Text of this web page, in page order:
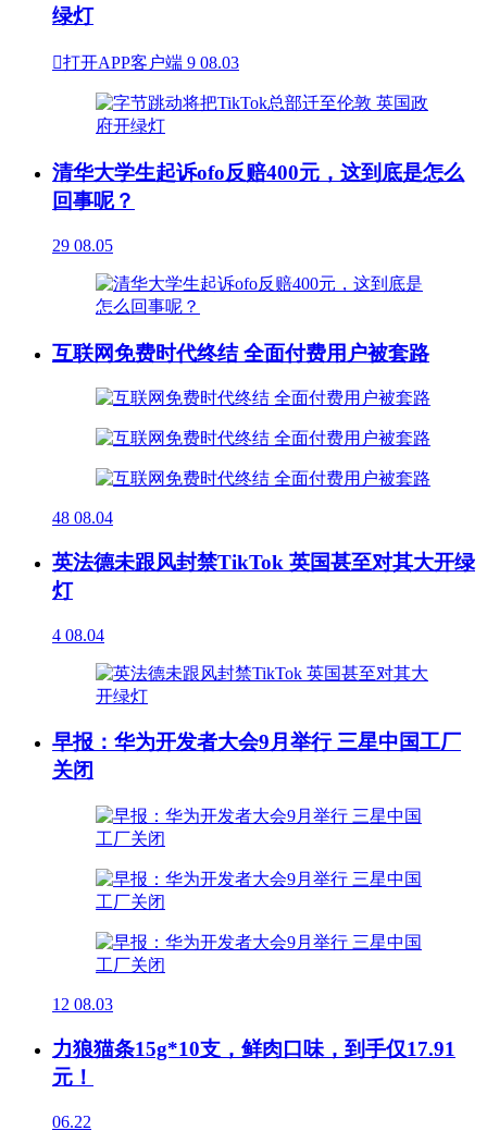
绿灯
打开APP客户端 9 08.03
清华大学生起诉ofo反赔400元，这到底是怎么
回事呢？
29 08.05
互联网免费时代终结 全面付费用户被套路
48 08.04
英法德未跟风封禁TikTok 英国甚至对其大开绿
灯
4 08.04
早报：华为开发者大会9月举行 三星中国工厂
关闭
12 08.03
力狼猫条15g*10支，鲜肉口味，到手仅17.91
元！
06.22